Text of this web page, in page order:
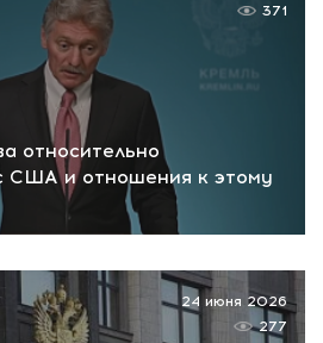
относительно
США и отношения к этому
371
24 июня 2026
277